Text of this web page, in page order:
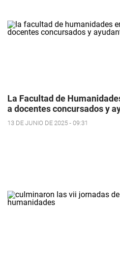
La Facultad de
a docentes concursados y
13 DE JUNIO DE 2025 - 09:31